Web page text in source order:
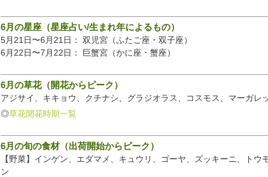
6月の星座（星座占い/生まれ年によるもの）
5月21日〜6月21日： 双児宮（ふたご座・双子座）
6月22日〜7月22日： 巨蟹宮（かに座・蟹座）
6月の草花（開花からピーク）
アジサイ、キキョウ、クチナシ、グラジオラス、コスモス、マーガレ
◎草花開花時期一覧
6月の旬の食材（出荷開始からピーク）
【野菜】インゲン、エダマメ、キュウリ、ゴーヤ、ズッキーニ、ト
ン